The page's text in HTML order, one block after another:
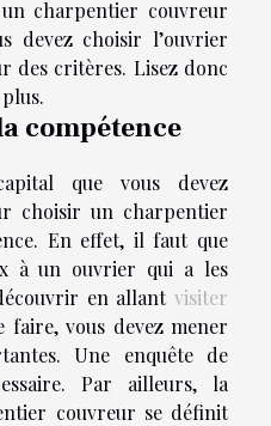
charpentier couvreur
devez choisir l’ouvrier
des critères. Lisez donc
compétence
que vous devez
choisir un charpentier
En effet, il faut que
à un ouvrier qui a les
en allant visiter
faire, vous devez mener
Une enquête de
Par ailleurs, la
couvreur se définit